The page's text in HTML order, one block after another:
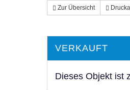
Zur Übersicht
VERKAUFT
Dieses Objekt ist